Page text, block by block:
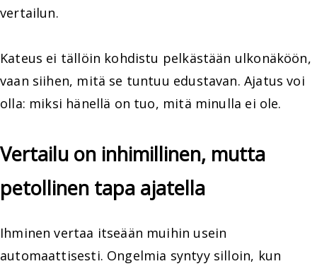
vertailun.
Kateus ei tällöin kohdistu pelkästään ulkonäköön,
vaan siihen, mitä se tuntuu edustavan. Ajatus voi
olla: miksi hänellä on tuo, mitä minulla ei ole.
Vertailu on inhimillinen, mutta
petollinen tapa ajatella
Ihminen vertaa itseään muihin usein
automaattisesti. Ongelmia syntyy silloin, kun